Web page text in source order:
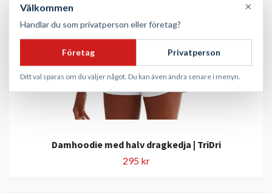
Damhoodie med halv dragkedja | TriDri
295 kr
Välkommen ×
Handlar du som privatperson eller företag?
Företag Privatperson
Ditt val sparas om du väljer något. Du kan även ändra senare i menyn.